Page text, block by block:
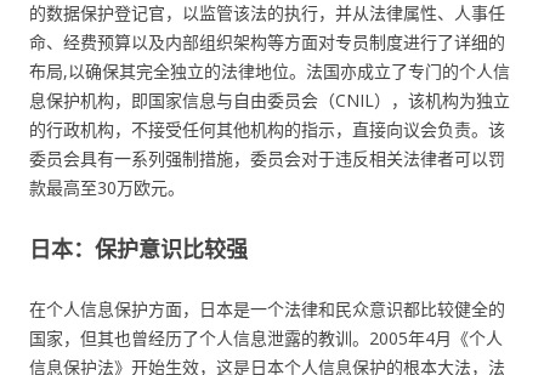
的数据保护登记官，以监管该法的执行，并从法律属性、人事任
命、经费预算以及内部组织架构等方面对专员制度进行了详细的
布局,以确保其完全独立的法律地位。法国亦成立了专门的个人信
息保护机构，即国家信息与自由委员会（CNIL），该机构为独立
的行政机构，不接受任何其他机构的指示，直接向议会负责。该
委员会具有一系列强制措施，委员会对于违反相关法律者可以罚
款最高至30万欧元。
日本：保护意识比较强
在个人信息保护方面，日本是一个法律和民众意识都比较健全的
国家，但其也曾经历了个人信息泄露的教训。2005年4月《个人
信息保护法》开始生效，这是日本个人信息保护的根本大法，法